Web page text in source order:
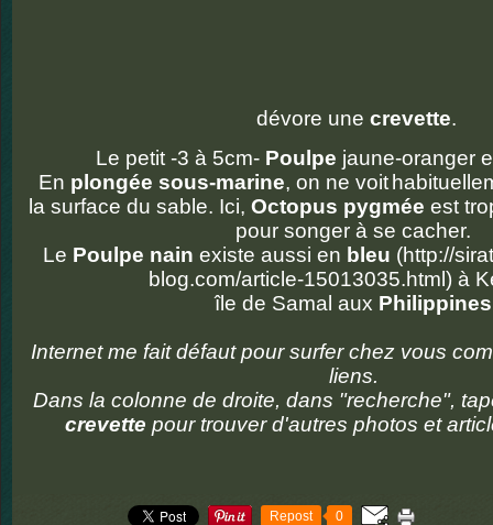
dévore une crevette.
Le petit -3 à 5cm- Poulpe jaune-oranger
En plongée sous-marine, on ne voit
la surface du sable. Ici, Octopus pygmée est
pour songer à se cacher.
Le Poulpe nain existe aussi en bleu (http://
blog.com/article-15013035.html) à
île de Samal aux Philippines
Internet me fait défaut pour surfer chez vous
liens.
Dans la colonne de droite, dans "recherche",
crevette pour trouver d'autres photos et
Repost 0